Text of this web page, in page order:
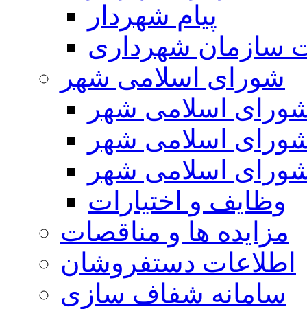
پیام شهردار
سازمان شهرداری
شورای اسلامی شهر
اسلامی شهر
اسلامی شهر
اسلامی شهر
وظایف و اختیارات
مزایده ها و مناقصات
اطلاعات دستفروشان
سامانه شفاف سازی